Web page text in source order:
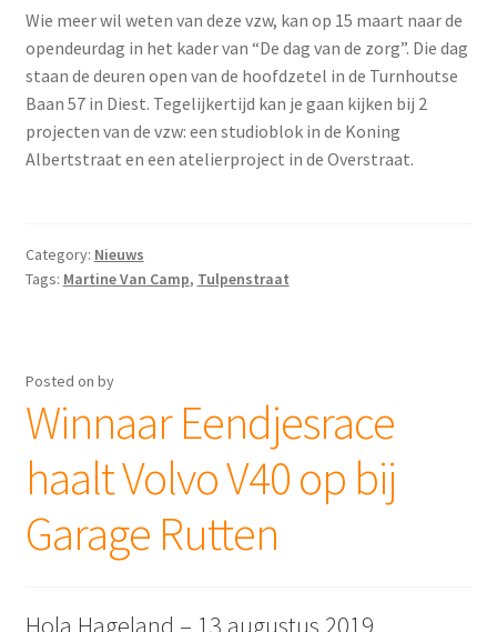
Wie meer wil weten van deze vzw, kan op 15 maart naar de
opendeurdag in het kader van “De dag van de zorg”. Die dag
staan de deuren open van de hoofdzetel in de Turnhoutse
Baan 57 in Diest. Tegelijkertijd kan je gaan kijken bij 2
projecten van de vzw: een studioblok in de Koning
Albertstraat en een atelierproject in de Overstraat.
Category: Nieuws
Tags: Martine Van Camp, Tulpenstraat
Posted on by
Winnaar Eendjesrace
haalt Volvo V40 op bij
Garage Rutten
Hola Hageland – 13 augustus 2019